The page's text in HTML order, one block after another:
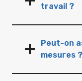
travail ?
Peut-on
mesures ?